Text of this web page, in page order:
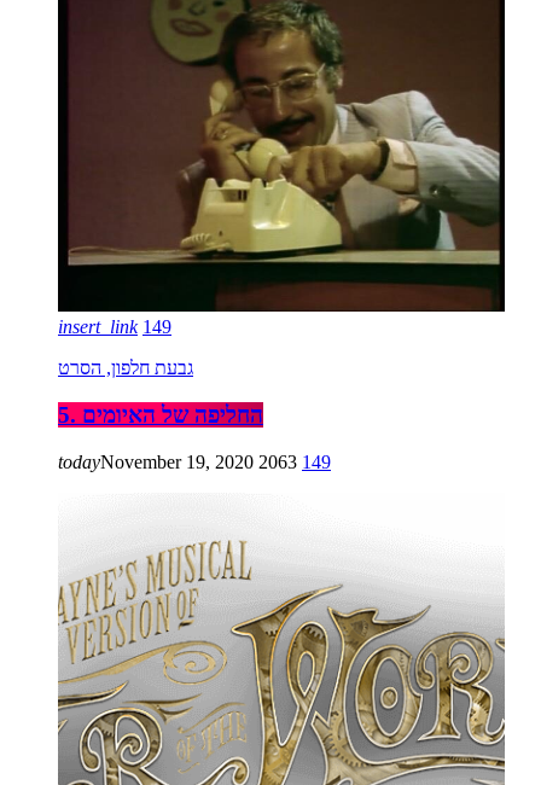
insert_link 149
גבעת חלפון, הסרט
5. החליפה של האיומים
todayNovember 19, 2020 2063 149